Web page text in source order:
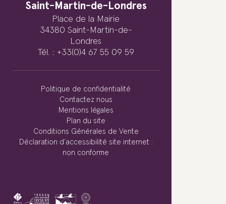
Saint-Martin-de-Londres
Place de la Mairie
34380 Saint-Martin-de-
Londres
Tél. : +33(0)4 67 55 09 59
Politique de confidentialité
Contactez nous
Mentions légales
Plan du site
Conditions Générales de Vente
Déclaration d’accessibilité site internet :
non conforme